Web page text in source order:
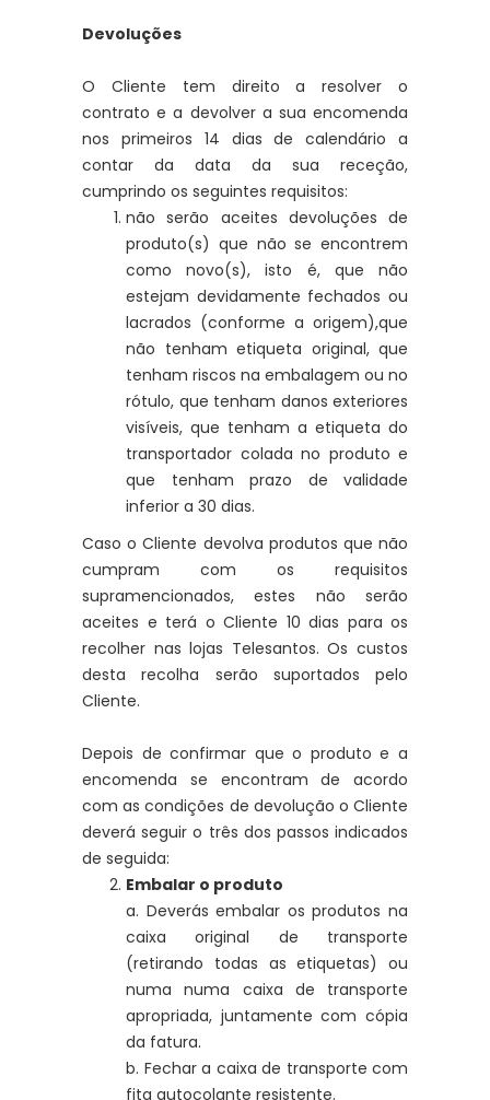
Devoluções
O Cliente tem direito a resolver o
contrato e a devolver a sua encomenda
nos primeiros 14 dias de calendário a
contar da data da sua receção,
cumprindo os seguintes requisitos:
não serão aceites devoluções de
produto(s) que não se encontrem
como novo(s), isto é, que não
estejam devidamente fechados ou
lacrados (conforme a origem),que
não tenham etiqueta original, que
tenham riscos na embalagem ou no
rótulo, que tenham danos exteriores
visíveis, que tenham a etiqueta do
transportador colada no produto e
que tenham prazo de validade
inferior a 30 dias.
Caso o Cliente devolva produtos que não
cumpram com os requisitos
supramencionados, estes não serão
aceites e terá o Cliente 10 dias para os
recolher nas lojas Telesantos. Os custos
desta recolha serão suportados pelo
Cliente.
Depois de confirmar que o produto e a
encomenda se encontram de acordo
com as condições de devolução o Cliente
deverá seguir o três dos passos indicados
de seguida:
Embalar o produto
a. Deverás embalar os produtos na
caixa original de transporte
(retirando todas as etiquetas) ou
numa numa caixa de transporte
apropriada, juntamente com cópia
da fatura.
b. Fechar a caixa de transporte com
fita autocolante resistente.